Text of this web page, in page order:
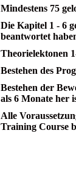
Mindestens 75
Die Kapitel 1 - 6
beantwortet
Theorielektonen
Bestehen des
Bestehen der
als 6 Monate her
Alle
Training Course